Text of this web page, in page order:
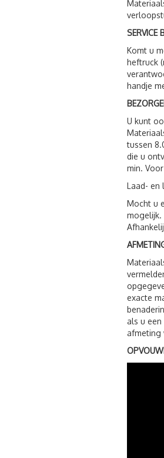
SERVICE
Komt u
heftruck
handje
U kunt
tussen
die u
min.
Laad- en
Mocht u
mogelijk.
exacte
als u
afmeting